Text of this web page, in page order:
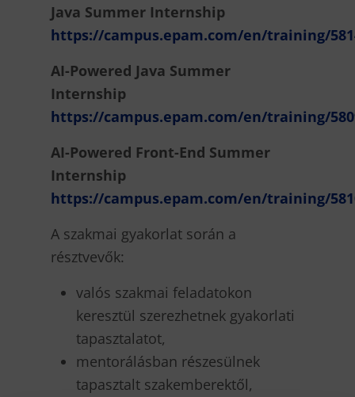
Java Summer Internship
https://campus.epam.com/en/training/
AI-Powered Java Summer
Internship
https://campus.epam.com/en/training/
AI-Powered Front-End Summer
Internship
https://campus.epam.com/en/training/
A szakmai gyakorlat során a
résztvevők:
valós szakmai feladatokon
keresztül szerezhetnek gyakorlati
tapasztalatot,
mentorálásban részesülnek
tapasztalt szakemberektől,